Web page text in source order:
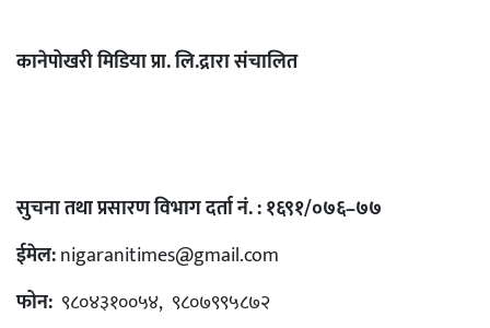
कानेपोखरी मिडिया प्रा. लि.द्रारा संचालित
सुचना तथा प्रसारण विभाग दर्ता नं. : १६९१/०७६–७७
ईमेल:nigaranitimes@gmail.com
फोन: ९८०४३१००५४, ९८०७९९५८७२